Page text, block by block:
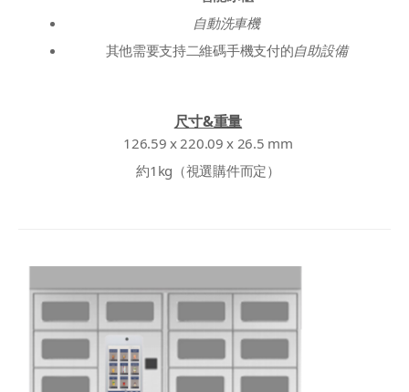
自動洗車機
其他需要支持二維碼手機支付的自助設備
尺寸&重量
126.59 x 220.09 x 26.5 mm
約1kg（視選購件而定）